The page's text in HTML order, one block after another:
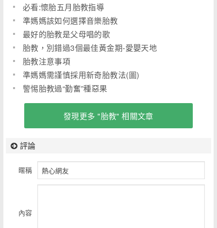
必看:懷胎五月胎教指導
準媽媽該如何選擇音樂胎教
最好的胎教是父母唱的歌
胎教，別錯過3個最佳黃金期-愛嬰天地
胎教注意事項
準媽媽需謹慎採用新奇胎教法(圖)
警惕胎教過“勤奮”種惡果
發現更多 "胎教" 相關文章
評論
暱稱
內容